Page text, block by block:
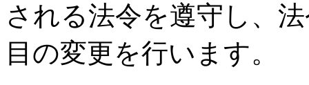
される法令を遵守し、
目の変更を行います。